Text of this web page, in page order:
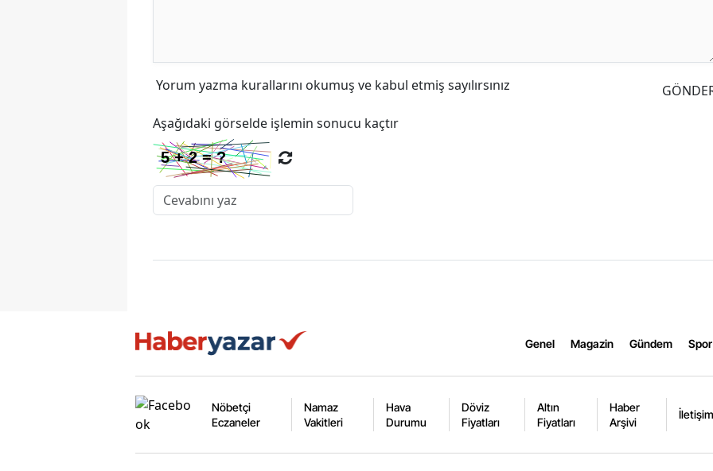
Yorum yazma kurallarını okumuş ve kabul etmiş sayılırsınız
Aşağıdaki görselde işlemin sonucu kaçtır
Genel Magazin Gündem Spor
Nöbetçi
Eczaneler
Namaz
Vakitleri
Hava
Durumu
Döviz
Fiyatları
Altın
Fiyatları
Haber
Arşivi